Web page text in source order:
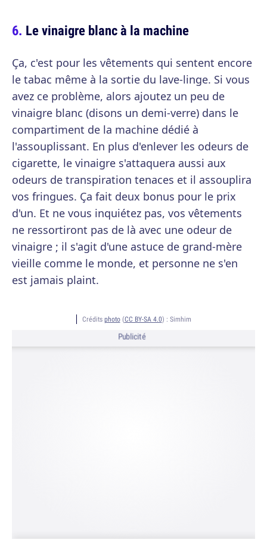
Le vinaigre blanc à la machine
Ça, c'est pour les vêtements qui sentent encore
le tabac même à la sortie du lave-linge. Si vous
avez ce problème, alors ajoutez un peu de
vinaigre blanc (disons un demi-verre) dans le
compartiment de la machine dédié à
l'assouplissant. En plus d'enlever les odeurs de
cigarette, le vinaigre s'attaquera aussi aux
odeurs de transpiration tenaces et il assouplira
vos fringues. Ça fait deux bonus pour le prix
d'un. Et ne vous inquiétez pas, vos vêtements
ne ressortiront pas de là avec une odeur de
vinaigre ; il s'agit d'une astuce de grand-mère
vieille comme le monde, et personne ne s'en
est jamais plaint.
Crédits photo(CC BY-SA 4.0) : Simhim
Publicité